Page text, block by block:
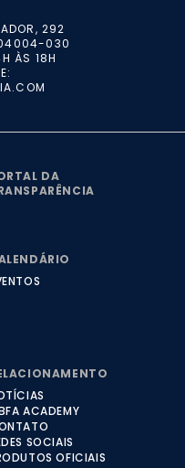
292
04004-030
ÀS 18H
DA
ACADEMY
SOCIAIS
OFICIAIS